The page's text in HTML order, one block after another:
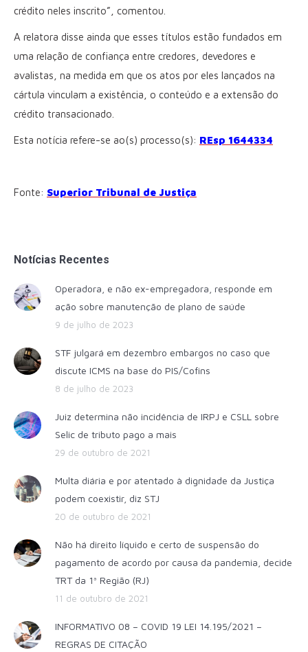
crédito neles inscrito”, comentou.
A relatora disse ainda que esses títulos estão fundados em
uma relação de confiança entre credores, devedores e
avalistas, na medida em que os atos por eles lançados na
cártula vinculam a existência, o conteúdo e a extensão do
crédito transacionado.
Esta notícia refere-se ao(s) processo(s): REsp 1644334
Fonte: Superior Tribunal de Justiça
Notícias Recentes
Operadora, e não ex-empregadora, responde em
ação sobre manutenção de plano de saúde
9 de julho de 2023
STF julgará em dezembro embargos no caso que
discute ICMS na base do PIS/Cofins
8 de julho de 2023
Juiz determina não incidência de IRPJ e CSLL sobre
Selic de tributo pago a mais
29 de outubro de 2021
Multa diária e por atentado à dignidade da Justiça
podem coexistir, diz STJ
20 de outubro de 2021
Não há direito líquido e certo de suspensão do
pagamento de acordo por causa da pandemia, decide
TRT da 1ª Região (RJ)
11 de outubro de 2021
INFORMATIVO 08 – COVID 19 LEI 14.195/2021 –
REGRAS DE CITAÇÃO